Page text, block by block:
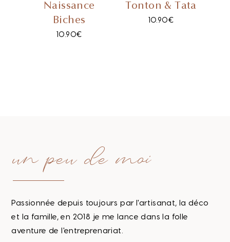
Naissance
Biches
10.90€
Tonton & Tata
10.90€
un peu de moi
Passionnée depuis toujours par l'artisanat, la déco
et la famille, en 2018 je me lance dans la folle
aventure de l'entreprenariat.